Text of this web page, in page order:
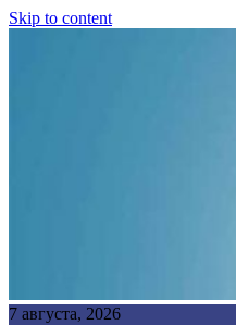
Skip to content
7 августа, 2026